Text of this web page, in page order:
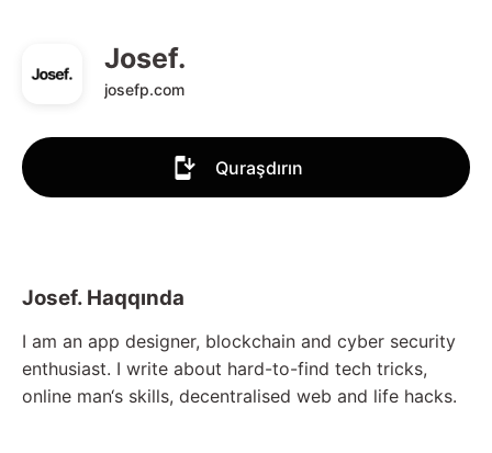
Josef.
josefp.com
Quraşdırın
Josef. Haqqında
I am an app designer, blockchain and cyber security
enthusiast. I write about hard-to-find tech tricks,
online man‘s skills, decentralised web and life hacks.